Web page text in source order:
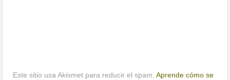
Este sitio usa Akismet para reducir el spam.Aprende cómo se